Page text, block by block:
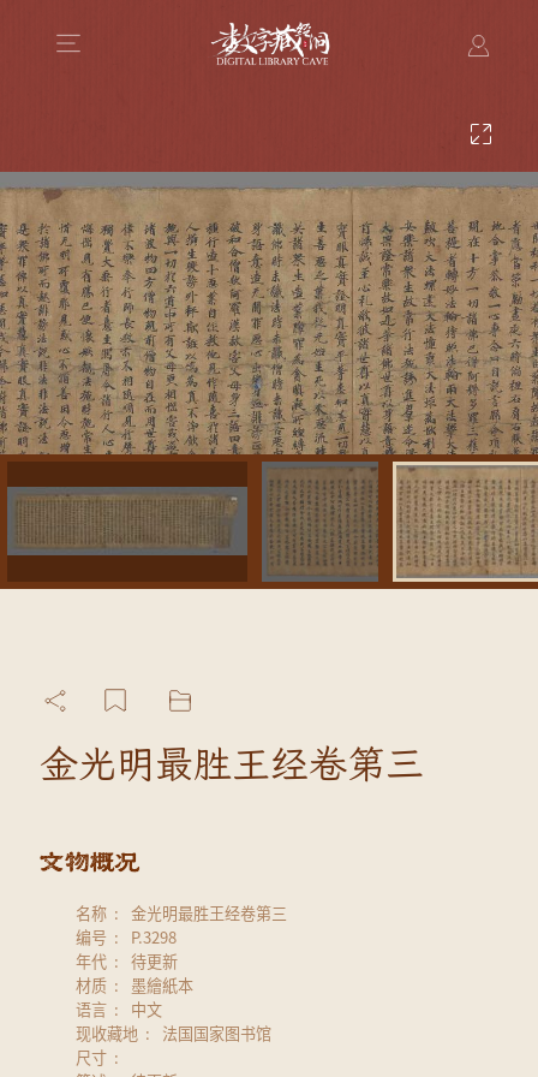
金光明最胜王经卷第三
名称
金光明最胜王经卷第三
编号
P.3298
年代
待更新
材质
墨繪紙本
语言
中文
现收藏地
法国国家图书馆
尺寸